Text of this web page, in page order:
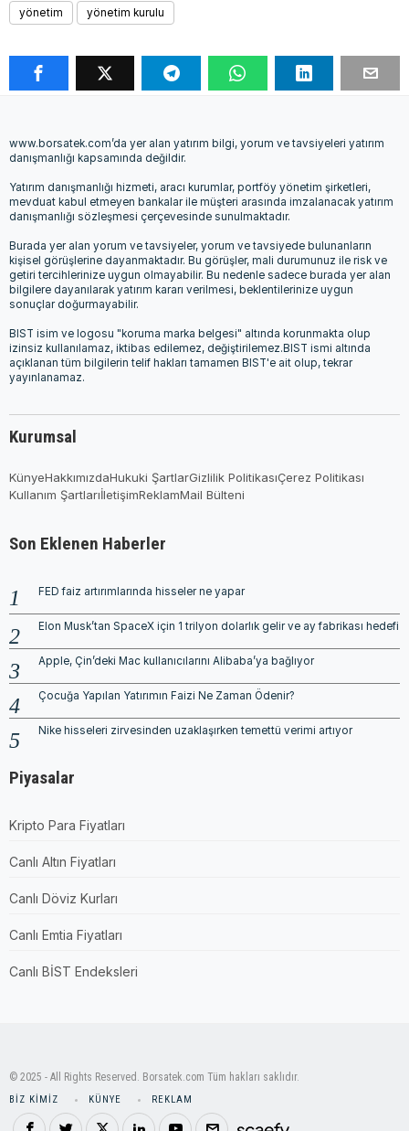
yönetim
yönetim kurulu
www.borsatek.com’da yer alan yatırım bilgi, yorum ve tavsiyeleri yatırım
danışmanlığı kapsamında değildir.
Yatırım danışmanlığı hizmeti, aracı kurumlar, portföy yönetim şirketleri,
mevduat kabul etmeyen bankalar ile müşteri arasında imzalanacak yatırım
danışmanlığı sözleşmesi çerçevesinde sunulmaktadır.
Burada yer alan yorum ve tavsiyeler, yorum ve tavsiyede bulunanların
kişisel görüşlerine dayanmaktadır. Bu görüşler, mali durumunuz ile risk ve
getiri tercihlerinize uygun olmayabilir. Bu nedenle sadece burada yer alan
bilgilere dayanılarak yatırım kararı verilmesi, beklentilerinize uygun
sonuçlar doğurmayabilir.
BIST isim ve logosu "koruma marka belgesi" altında korunmakta olup
izinsiz kullanılamaz, iktibas edilemez, değiştirilemez.BIST ismi altında
açıklanan tüm bilgilerin telif hakları tamamen BIST'e ait olup, tekrar
yayınlanamaz.
Kurumsal
KünyeHakkımızdaHukuki ŞartlarGizlilik PolitikasıÇerez Politikası
Kullanım ŞartlarıİletişimReklamMail Bülteni
Son Eklenen Haberler
FED faiz artırımlarında hisseler ne yapar
Elon Musk’tan SpaceX için 1 trilyon dolarlık gelir ve ay fabrikası hedefi
Apple, Çin’deki Mac kullanıcılarını Alibaba’ya bağlıyor
Çocuğa Yapılan Yatırımın Faizi Ne Zaman Ödenir?
Nike hisseleri zirvesinden uzaklaşırken temettü verimi artıyor
Piyasalar
Kripto Para Fiyatları
Canlı Altın Fiyatları
Canlı Döviz Kurları
Canlı Emtia Fiyatları
Canlı BİST Endeksleri
© 2025 - All Rights Reserved. Borsatek.com Tüm hakları saklıdır.
BIZ KIMIZ KÜNYE REKLAM